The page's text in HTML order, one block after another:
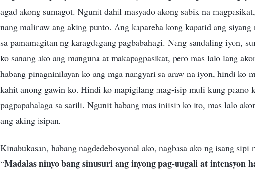
agad akong sumagot. Ngunit dahil masyado akong sabik na
nang malinaw ang aking punto. Ang kapareha kong kapatid ang siyang
sa pamamagitan ng karagdagang pagbabahagi. Nang sandaling iyon,
ko sanang ako ang manguna at makapagpasikat, pero mas lalo lang
habang pinagninilayan ko ang mga nangyari sa araw na iyon, hindi ko
kahit anong gawin ko. Hindi ko mapigilang mag-isip muli kung paano
pagpapahalaga sa sarili. Ngunit habang mas iniisip ko ito, mas lalo
ang aking isipan.
Kinabukasan, habang nagdedebosyonal ako, nagbasa ako ng isang sipi
“Madalas ninyo bang sinusuri ang inyong pag-uugali at intensyon